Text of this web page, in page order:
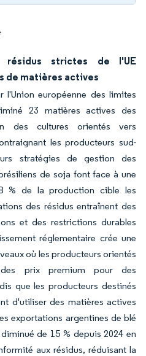
résidus strictes de l'UE
de matières actives
l'Union européenne des limites
23 matières actives des
des cultures orientés vers
les producteurs sud-
stratégies de gestion des
de soja font face à une
% de la production cible les
des résidus entraînent des
et des restrictions durables
réglementaire crée une
où les producteurs orientés
prix premium pour des
que les producteurs destinés
d'utiliser des matières actives
exportations argentines de blé
de 15 % depuis 2024 en
aux résidus, réduisant la